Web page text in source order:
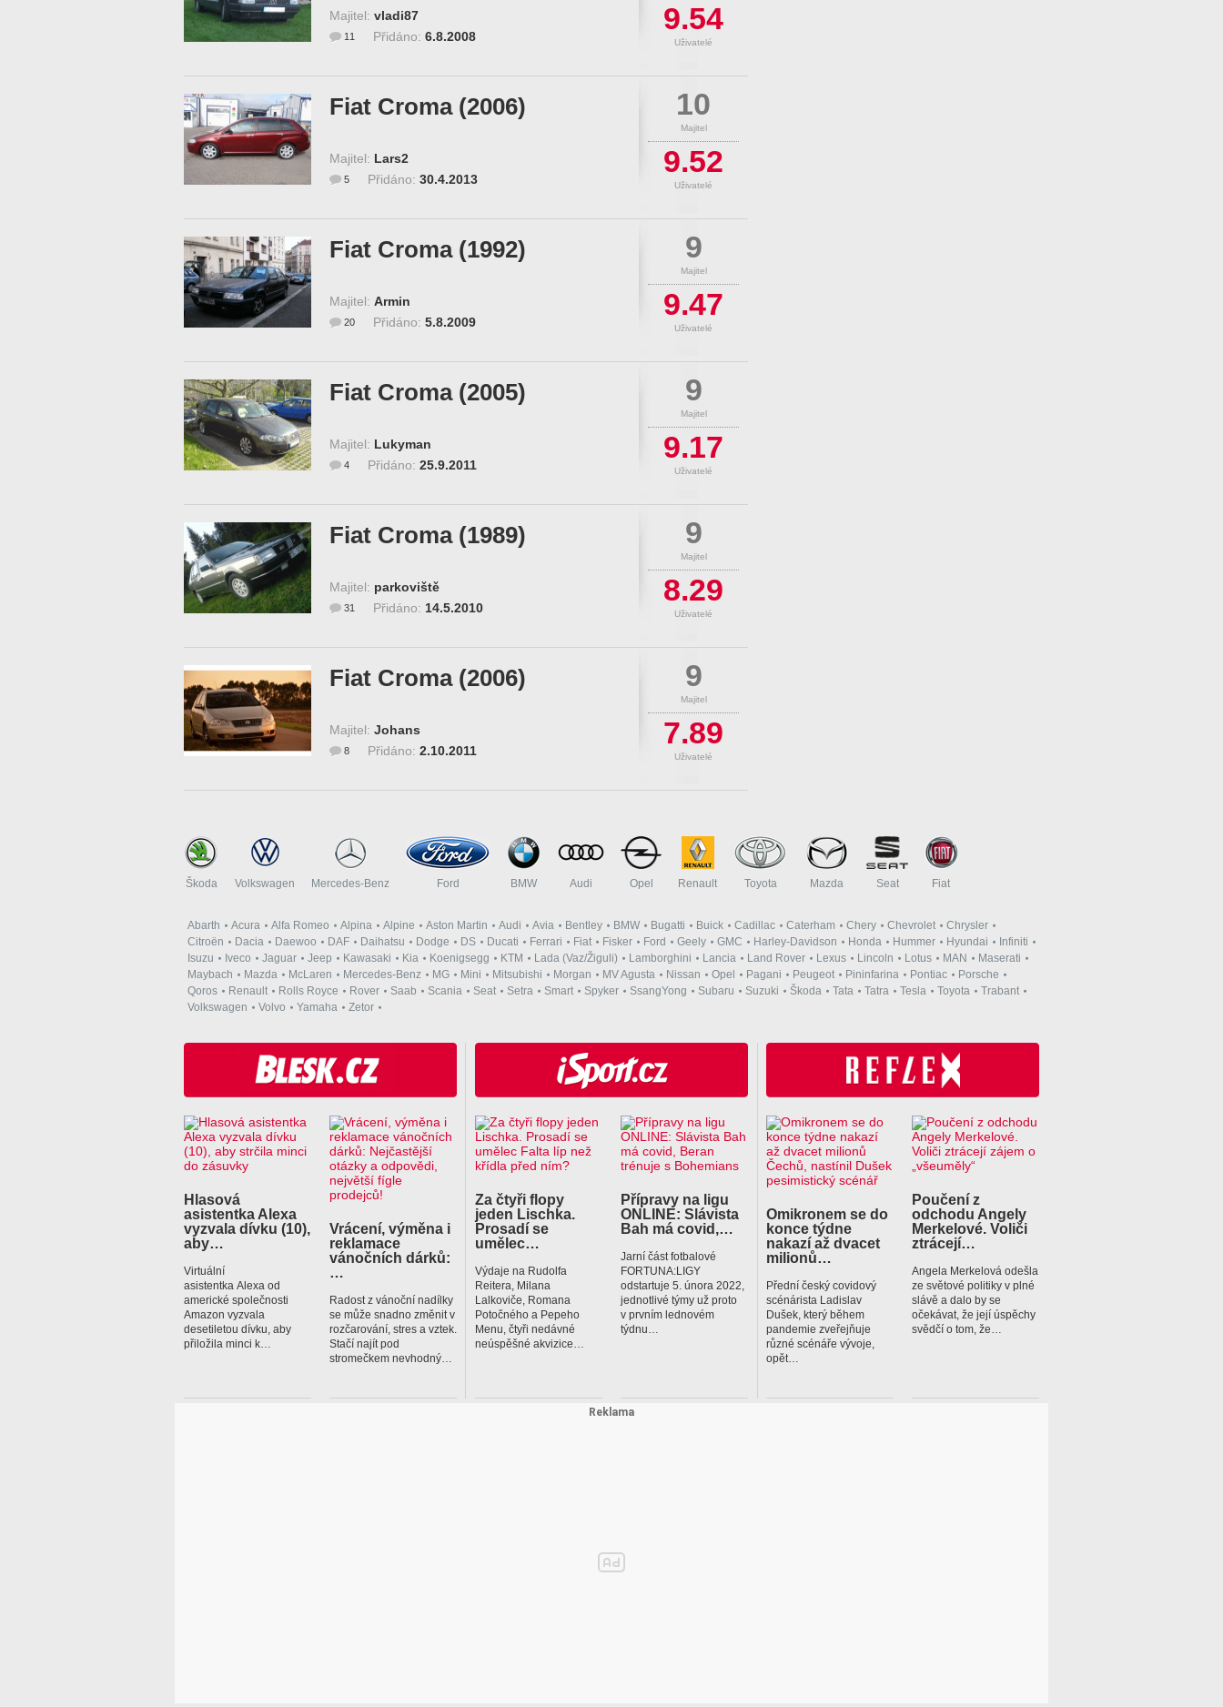
Majitel: vladi87
Přidáno: 6.8.2008
11
9.54
Uživatelé
Fiat Croma (2006)
Majitel: Lars2
Přidáno: 30.4.2013
5
10
Majitel
9.52
Uživatelé
Fiat Croma (1992)
Majitel: Armin
Přidáno: 5.8.2009
20
9
Majitel
9.47
Uživatelé
Fiat Croma (2005)
Majitel: Lukyman
Přidáno: 25.9.2011
4
9
Majitel
9.17
Uživatelé
Fiat Croma (1989)
Majitel: parkoviště
Přidáno: 14.5.2010
31
9
Majitel
8.29
Uživatelé
Fiat Croma (2006)
Majitel: Johans
Přidáno: 2.10.2011
8
9
Majitel
7.89
Uživatelé
Škoda Volkswagen Mercedes-Benz Ford BMW Audi Opel Renault Toyota Mazda Seat Fiat
Abarth Acura Alfa Romeo Alpina Alpine Aston Martin Audi Avia Bentley BMW Bugatti Buick Cadillac Caterham Chery Chevrolet
Chrysler
Citroën
Dacia Daewoo DAF Daihatsu Dodge DS Ducati Ferrari Fiat Fisker Ford Geely GMC Harley-Davidson Honda Hummer Hyundai
Infiniti
Isuzu
Iveco Jaguar Jeep Kawasaki Kia Koenigsegg KTM Lada (Vaz/Žiguli) Lamborghini Lancia Land Rover Lexus Lincoln Lotus MAN
Maserati
Maybach
Mazda McLaren Mercedes-Benz MG Mini Mitsubishi Morgan MV Agusta Nissan Opel Pagani Peugeot Pininfarina Pontiac
Porsche
Qoros
Renault Rolls Royce Rover Saab Scania Seat Setra Smart Spyker SsangYong Subaru Suzuki Škoda Tata Tatra Tesla Toyota
Trabant
Volkswagen
Volvo Yamaha Zetor
Hlasová
asistentka Alexa
vyzvala dívku (10),
aby…
Virtuální
asistentka Alexa od
americké společnosti
Amazon vyzvala
desetiletou dívku, aby
přiložila minci k…
Vrácení, výměna i
reklamace
vánočních dárků:
…
Radost z vánoční nadílky
se může snadno změnit v
rozčarování, stres a vztek.
Stačí najít pod
stromečkem nevhodný…
Za čtyři flopy
jeden Lischka.
Prosadí se
umělec…
Výdaje na Rudolfa
Reitera, Milana
Lalkoviče, Romana
Potočného a Pepeho
Menu, čtyři nedávné
neúspěšné akvizice…
Přípravy na ligu
ONLINE: Slávista
Bah má covid,…
Jarní část fotbalové
FORTUNA:LIGY
odstartuje 5. února 2022,
jednotlivé týmy už proto
v prvním lednovém
týdnu…
Omikronem se do
konce týdne
nakazí až dvacet
milionů…
Přední český covidový
scénárista Ladislav
Dušek, který během
pandemie zveřejňuje
různé scénáře vývoje,
opět…
Poučení z
odchodu Angely
Merkelové. Voliči
ztrácejí…
Angela Merkelová odešla
ze světové politiky v plné
slávě a dalo by se
očekávat, že její úspěchy
svědčí o tom, že…